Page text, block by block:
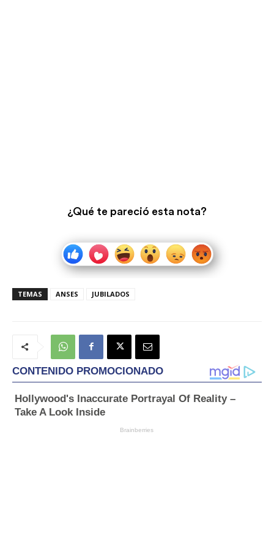
¿Qué te pareció esta nota?
TEMAS ANSES JUBILADOS